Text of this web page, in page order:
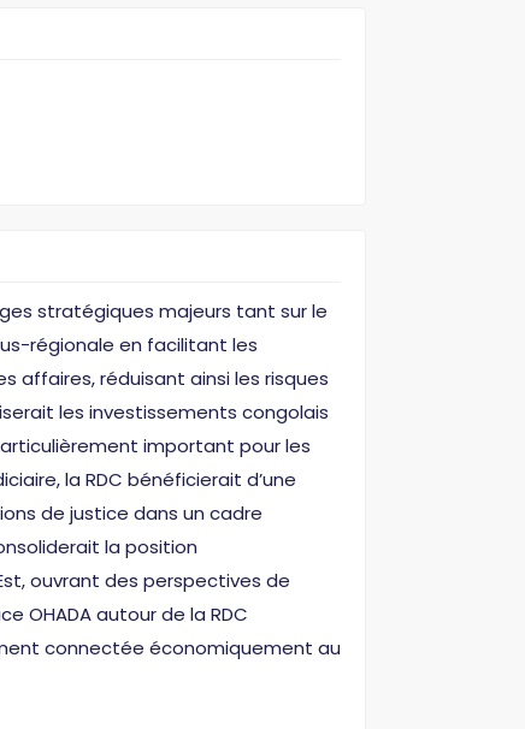
stratégiques majeurs tant sur le
régionale en facilitant les
affaires, réduisant ainsi les risques
les investissements congolais
important pour les
la RDC bénéficierait d’une
de justice dans un cadre
la position
ouvrant des perspectives de
OHADA autour de la RDC
connectée économiquement au